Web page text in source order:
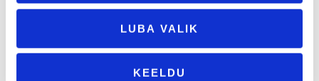
LUBA VALIK
KEELDU
küttearved on probleemiks.
Puitkarkassmajadele, millevundament
, kus oluline on hoone soojapidavus ja
konstruktsioonide vastupidavus.